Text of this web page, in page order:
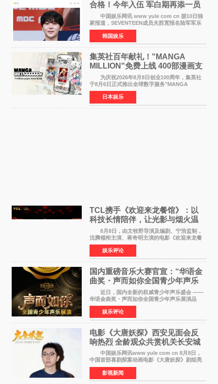
合格！今年入伍 军白期再添一员
中国娱乐网讯 www yule com cn 据10日独
家报道，SEVENTEEN成员夫胜宽报名陆军军乐
队并合格，预计将于今年入伍，成为组合中又一
位履行国防义务的成员。 目前SEVENTEEN
正全面进入军白期—
韩国娱乐
集英社百年献礼！"MANGA
MILLION"免费上线 400部漫画支
援逾百种语言
为庆祝2026年8月8日创业100周年，集英社
于8月6日正式推出全球数字服务"MANGA
MILLION"，无需注册即可免费阅读近400部漫画
作品，总量达100万页，翻译成100多种语言面向
全球读者开放。该服务预
日本娱乐
TCL携手《欢迎来龙餐馆》：以
科技长情陪伴，让光影与烟火温
暖生活
8月8日，由文牧野导演及编剧、宁浩监制，
沈腾领衔主演、蒋奇明主演的电影《欢迎来龙餐
馆》在上海超前点映，主创团队携影片亮相与观
众提前见面。TCL作为本片独家合作伙伴，在路
演现场设置品牌互
娱乐评论
国内重磅音乐大赛官宣：“华语金
曲奖・声而如你全国青少年声乐
展演” 正式启幕，阿沁出任明星总
评审
近日，国内全新的权威青少年声乐盛会 ——
华语金曲奖・声而如你全国青少年声乐展演品
牌，在湖南长沙隆重举行官宣，国内又一高规格
青少年声乐赛事全面启航。 本赛事由寰宇声
扬联合华语金曲
娱乐评论
电影《大唐妖探》西安见面会反
响热烈 全龄观众共赏机关长安城
中国娱乐网讯www yule com cn 8月8日，
中国首部喜剧探案动画电影《大唐妖探》剧组亮
相西安，举办线下见面会活动。导演程腾、联合
导演黄珉、总制片人曹紫建、制片人李莹莹、领
衔声音出演雷淞然
影视新闻